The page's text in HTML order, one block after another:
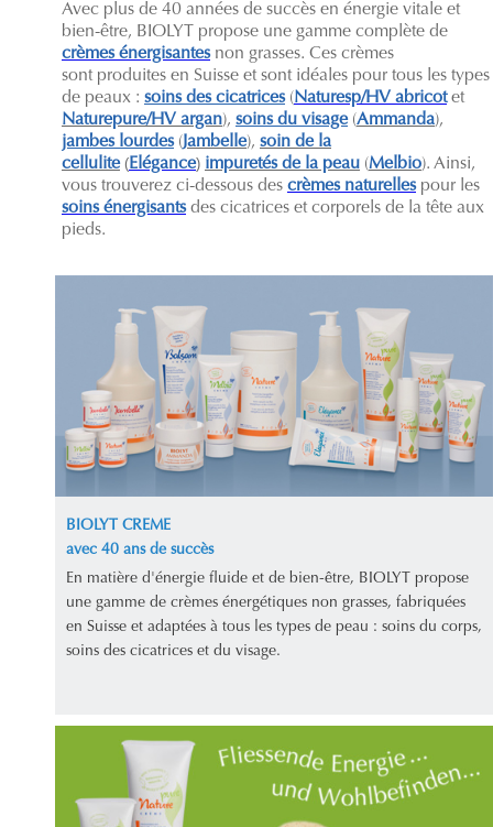
Avec plus de 40 années de succès en énergie vitale et
bien-être, BIOLYT propose une gamme complète de
crèmes énergisantesnon grasses. Ces crèmes
sont produites en Suisse et sont idéales pour tous les types
de peaux : soins des cicatrices(Naturesp/HV abricotet
Naturepure/HV argan), soins du visage(Ammanda),
jambes lourdes(Jambelle), soin de la
cellulite(Elégance) impuretés de la peau (Melbio). Ainsi,
vous trouverez ci-dessous des crèmes naturelles pour les
soins énergisantsdes cicatrices et corporels de la tête aux
pieds.
BIOLYT CREME
avec 40 ans de succès
En matière d'énergie fluide et de bien-être, BIOLYT propose
une gamme de crèmes énergétiques non grasses, fabriquées
en Suisse et adaptées à tous les types de peau : soins du corps,
soins des cicatrices et du visage.